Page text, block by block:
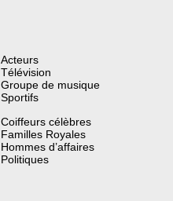
Acteurs
Télévision
Groupe de musique
Sportifs
Coiffeurs célèbres
Familles Royales
Hommes d’affaires
Politiques